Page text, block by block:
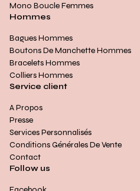
Mono Boucle Femmes
Hommes
Bagues Hommes
Boutons De Manchette Hommes
Bracelets Hommes
Colliers Hommes
Service client
A Propos
Presse
Services Personnalisés
Conditions Générales De Vente
Contact
Follow us